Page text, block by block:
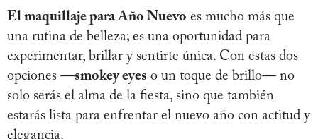
El maquillaje para Año Nuevo es mucho más que
una rutina de belleza; es una oportunidad para
experimentar, brillar y sentirte única. Con estas dos
opciones —smokey eyes o un toque de brillo— no
solo serás el alma de la fiesta, sino que también
estarás lista para enfrentar el nuevo año con actitud y
elegancia.